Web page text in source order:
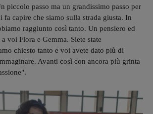
piccolo passo ma un grandissimo passo per
fa capire che siamo sulla strada giusta. In
raggiunto così tanto. Un pensiero ed
voi Flora e Gemma. Siete state
chiesto tanto e voi avete dato più di
Avanti così con ancora più grinta